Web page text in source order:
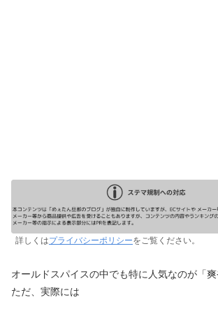
詳しくはプライバシーポリシーをご覧ください。
オールドスパイスの中でも特に人気なのが「
ただ、実際には